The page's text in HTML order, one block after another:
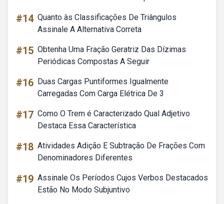
#14 Quanto às Classificações De Triângulos
Assinale A Alternativa Correta
#15 Obtenha Uma Fração Geratriz Das Dízimas
Periódicas Compostas A Seguir
#16 Duas Cargas Puntiformes Igualmente
Carregadas Com Carga Elétrica De 3
#17 Como O Trem é Caracterizado Qual Adjetivo
Destaca Essa Característica
#18 Atividades Adição E Subtração De Frações Com
Denominadores Diferentes
#19 Assinale Os Períodos Cujos Verbos Destacados
Estão No Modo Subjuntivo